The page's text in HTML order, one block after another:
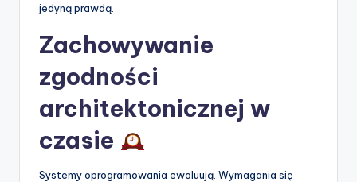
jedyną prawdą.
Zachowywanie
zgodności
architektonicznej w
czasie
Systemy oprogramowania ewoluują. Wymagania się